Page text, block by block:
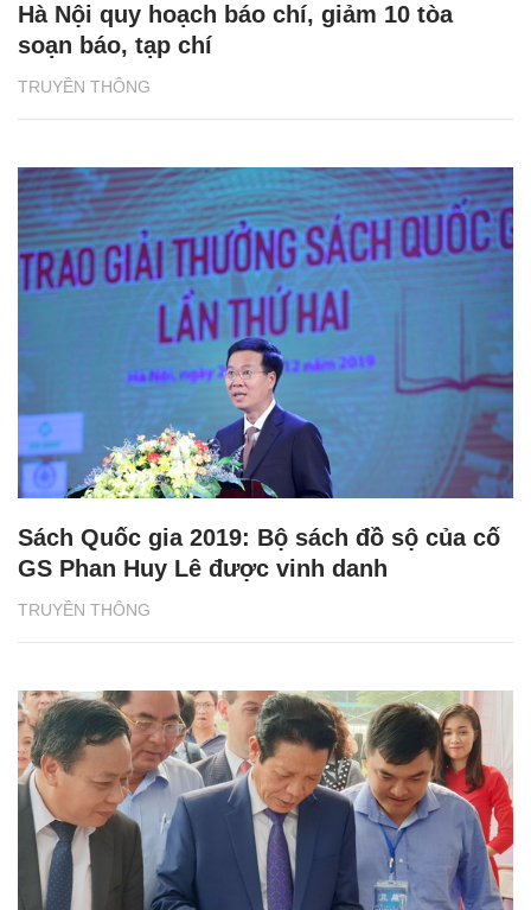
TRUYỀN THÔNG
Hà Nội quy hoạch báo chí, giảm 10 tòa
soạn báo, tạp chí
TRUYỀN THÔNG
Sách Quốc gia 2019: Bộ sách đồ sộ của cố
GS Phan Huy Lê được vinh danh